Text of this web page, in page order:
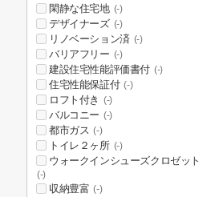
閑静な住宅地 (-)
デザイナーズ (-)
リノベーション済 (-)
バリアフリー (-)
建設住宅性能評価書付 (-)
住宅性能保証付 (-)
ロフト付き (-)
バルコニー (-)
都市ガス (-)
トイレ２ヶ所 (-)
ウォークインシューズクロゼット
(-)
収納豊富 (-)